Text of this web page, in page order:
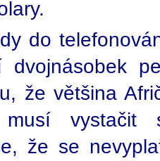
do
dvojnásobek
že většina
vystačit
že se